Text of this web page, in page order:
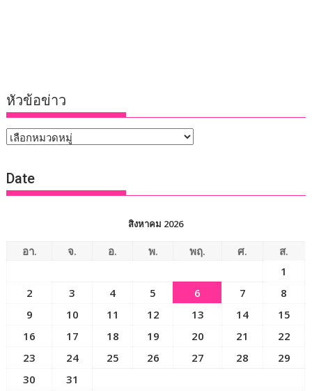
หัวข้อข่าว
หัวข้อ
Date
สิงหาคม 2026
อา. จ. อ. พ. พฤ. ศ.
ส.
1
2
3 4 5 6 7
8
9
10 11 12 13 14
15
16
17 18 19 20 21
22
23
24 25 26 27 28
29
30
31